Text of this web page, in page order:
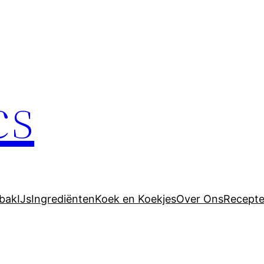
IJsIngrediëntenKoek en KoekjesOver Ons